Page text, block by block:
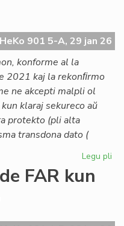
HeKo 901 5-A, 29 jan 26
konforme al la
2021 kaj la rekonﬁrmo
ne akcepti malpli ol
klaraj sekureco aŭ
protekto (pli alta
transdona dato (
Legu pli
tiel
FAR kun